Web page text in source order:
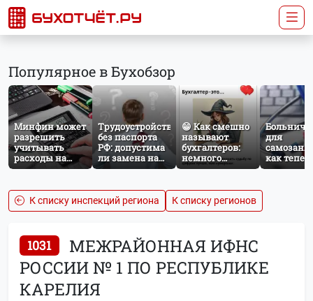
Популярное в Бухобзор
Минфин может
разрешить
учитывать
расходы на
защиту от
расчёте налога
на прибыль
Трудоустройство
без паспорта
РФ: допустима
ли замена на
загранпаспорт?
😁 Как смешно
называют
бухгалтеров:
немного
профессионального
для
как
работает
К списку инспекций региона К списку регионов
1031
МЕЖРАЙОННАЯ ИФНС
РОССИИ № 1 ПО РЕСПУБЛИКЕ
КАРЕЛИЯ